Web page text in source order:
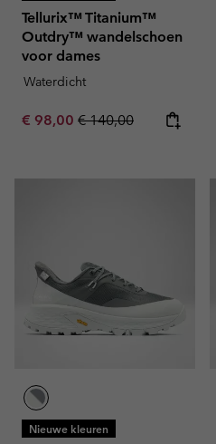
Tellurix™ Titanium™
Outdry™ wandelschoen
voor dames
Waterdicht
Sale price:
€ 98,00 Regular price:
€ 140,00
Nieuwe kleuren